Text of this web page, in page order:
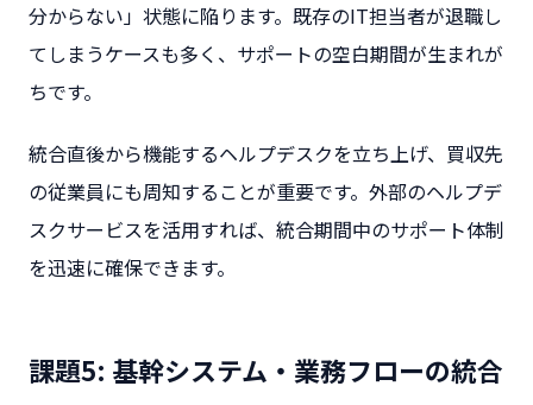
分からない」状態に陥ります。既存のIT担当者が退職し
てしまうケースも多く、サポートの空白期間が生まれが
ちです。
統合直後から機能するヘルプデスクを立ち上げ、買収先
の従業員にも周知することが重要です。外部のヘルプデ
スクサービスを活用すれば、統合期間中のサポート体制
を迅速に確保できます。
課題5: 基幹システム・業務フローの統合